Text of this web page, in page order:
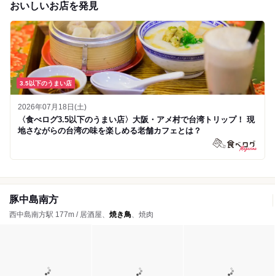
おいしいお店を発見
3.5以下のうまい店
2026年07月18日(土)
〈食べログ3.5以下のうまい店〉大阪・アメ村で台湾トリップ！ 現
地さながらの台湾の味を楽しめる老舗カフェとは？
豚中島南方
西中島南方駅 177m / 居酒屋、 焼き鳥、焼肉